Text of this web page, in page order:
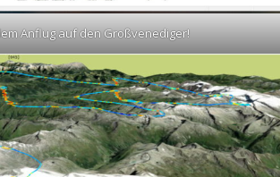
Anflug auf den Großvenediger!